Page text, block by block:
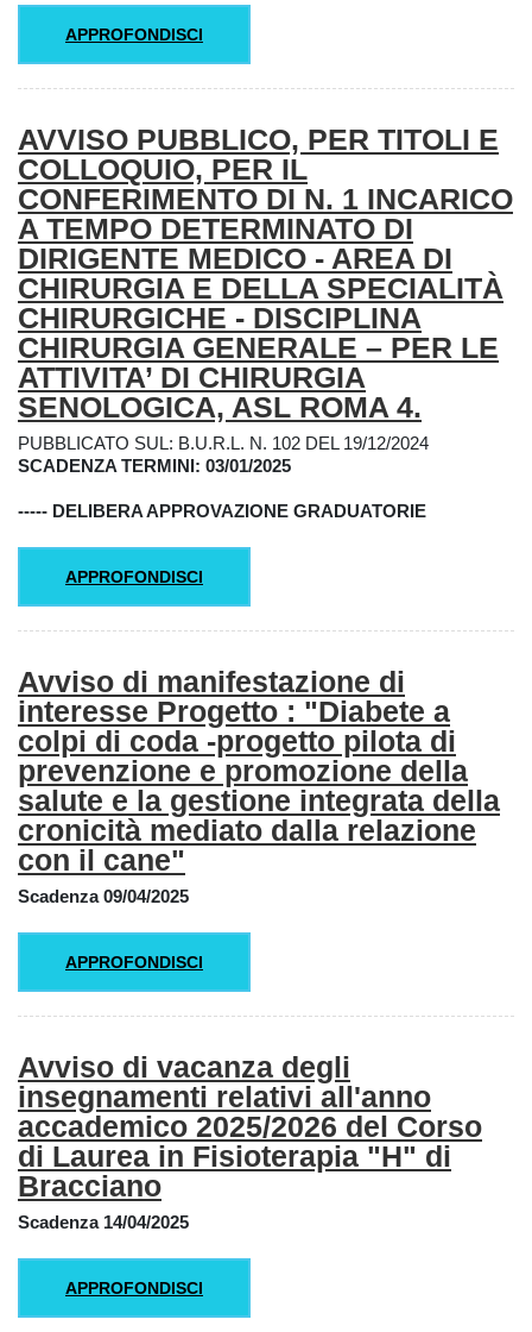
APPROFONDISCI
AVVISO PUBBLICO, PER TITOLI E
COLLOQUIO, PER IL
CONFERIMENTO DI N. 1 INCARICO
A TEMPO DETERMINATO DI
DIRIGENTE MEDICO - AREA DI
CHIRURGIA E DELLA SPECIALITÀ
CHIRURGICHE - DISCIPLINA
CHIRURGIA GENERALE – PER LE
ATTIVITA’ DI CHIRURGIA
SENOLOGICA, ASL ROMA 4.
PUBBLICATO SUL: B.U.R.L. N. 102 DEL 19/12/2024
SCADENZA TERMINI: 03/01/2025
----- DELIBERA APPROVAZIONE GRADUATORIE
APPROFONDISCI
Avviso di manifestazione di
interesse Progetto : "Diabete a
colpi di coda -progetto pilota di
prevenzione e promozione della
salute e la gestione integrata della
cronicità mediato dalla relazione
con il cane"
Scadenza 09/04/2025
APPROFONDISCI
Avviso di vacanza degli
insegnamenti relativi all'anno
accademico 2025/2026 del Corso
di Laurea in Fisioterapia "H" di
Bracciano
Scadenza 14/04/2025
APPROFONDISCI